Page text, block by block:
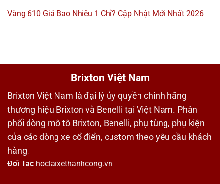
Vàng 610 Giá Bao Nhiêu 1 Chỉ? Cập Nhật Mới Nhất 2026
Brixton Việt Nam
Brixton Việt Nam là đại lý ủy quyền chính hãng
thương hiệu Brixton và Benelli tại Việt Nam. Phân
phối dòng mô tô Brixton, Benelli, phụ tùng, phụ kiện
của các dòng xe cổ điển, custom theo yêu cầu khách
hàng.
Đối Tác hoclaixethanhcong.vn